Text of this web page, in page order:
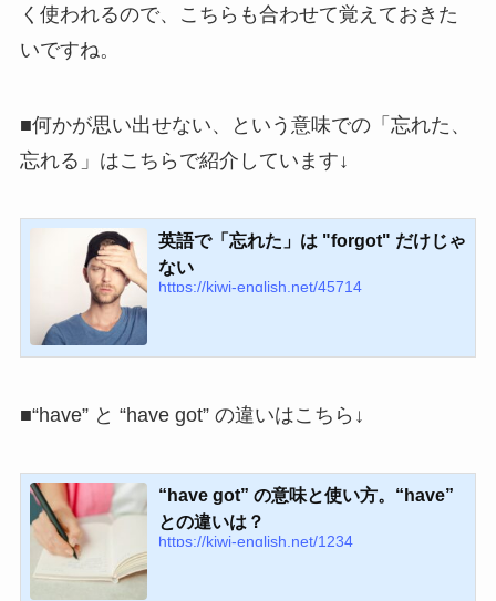
く使われるので、こちらも合わせて覚えておきた
いですね。
■何かが思い出せない、という意味での「忘れた、
忘れる」はこちらで紹介しています↓
英語で「忘れた」は "forgot" だけじゃ
ない
https://kiwi-english.net/45714
■“have” と “have got” の違いはこちら↓
“have got” の意味と使い方。“have”
との違いは？
https://kiwi-english.net/1234